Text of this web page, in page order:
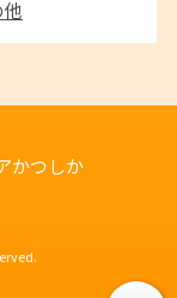
他
かつしか